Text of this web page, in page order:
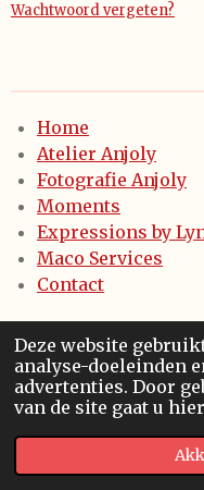
Deze website
analyse-doeleinden
advertenties. Door
van de site gaat u
Wachtwoord vergeten?
Home
Atelier Anjoly
Fotografie Anjoly
Moments
Expressions by
Maco Services
Contact
© 2021 - 2024 -
Maco Services bv -